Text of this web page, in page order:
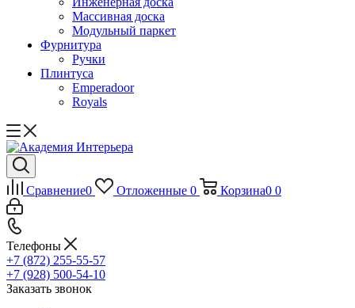
Массивная доска
Модульный паркет
Фурнитура
Ручки
Плинтуса
Emperadoor
Royals
Сравнение0 Отложенные 0 Корзина0 0
Телефоны
+7 (872) 255-55-57
+7 (928) 500-54-10
Заказать звонок